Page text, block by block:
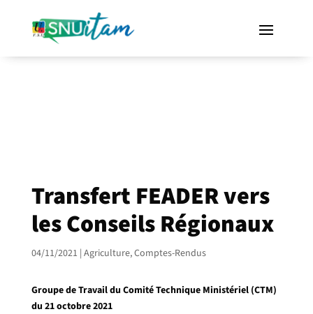
Transfert FEADER vers
les Conseils Régionaux
04/11/2021 | Agriculture,Comptes-Rendus
Groupe de Travail du Comité Technique Ministériel (CTM)
du 21 octobre 2021